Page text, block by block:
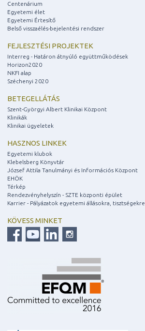
Centenárium
Egyetemi élet
Egyetemi Értesítő
Belső visszaélés-bejelentési rendszer
FEJLESZTÉSI PROJEKTEK
Interreg - Határon átnyúló együttműködések
Horizon2020
NKFI alap
Széchenyi 2020
BETEGELLÁTÁS
Szent-Györgyi Albert Klinikai Központ
Klinikák
Klinikai ügyeletek
HASZNOS LINKEK
Egyetemi klubok
Klebelsberg Könyvtár
József Attila Tanulmányi és Információs Központ
EHÖK
Térkép
Rendezvényhelyszín - SZTE központi épület
Karrier - Pályázatok egyetemi állásokra, tisztségekre
KÖVESS MINKET